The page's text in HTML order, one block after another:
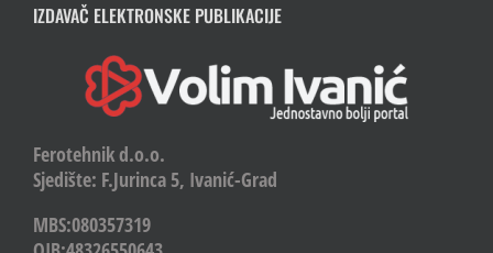
IZDAVAČ ELEKTRONSKE PUBLIKACIJE
Ferotehnik d.o.o.
Sjedište: F.Jurinca 5, Ivanić-Grad
MBS:080357319